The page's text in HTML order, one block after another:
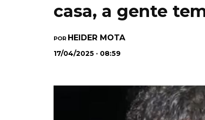
casa, a gente
POR HEIDER MOTA
17/04/2025 · 08:59